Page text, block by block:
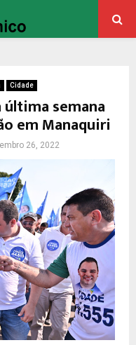
Cidade
semana
em Manaquiri
26, 2022